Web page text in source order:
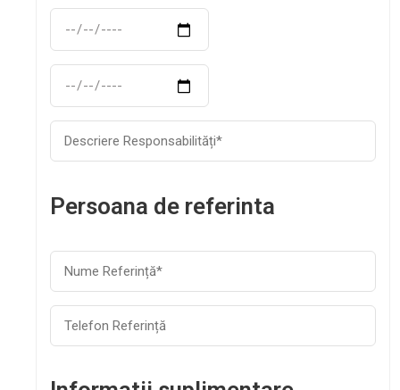
Persoana de referinta